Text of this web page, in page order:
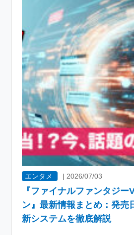
エンタメ | 2026/07/03
『ファイナルファンタジー
ン』最新情報まとめ：発売
新システムを徹底解説